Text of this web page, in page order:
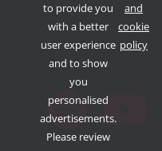
to provide you
with a better
user experience
and to show
you
personalised
advertisements.
Please review
and
cookie
policy